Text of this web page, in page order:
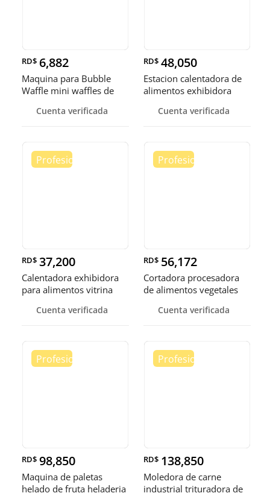
RD$ 6,882
Maquina para Bubble
Waffle mini waffles de
Cuenta verificada
RD$ 48,050
Estacion calentadora de
alimentos exhibidora
Cuenta verificada
RD$ 37,200
Calentadora exhibidora
para alimentos vitrina
Cuenta verificada
RD$ 56,172
Cortadora procesadora
de alimentos vegetales
Cuenta verificada
RD$ 98,850
Maquina de paletas
helado de fruta heladeria
RD$ 138,850
Moledora de carne
industrial trituradora de